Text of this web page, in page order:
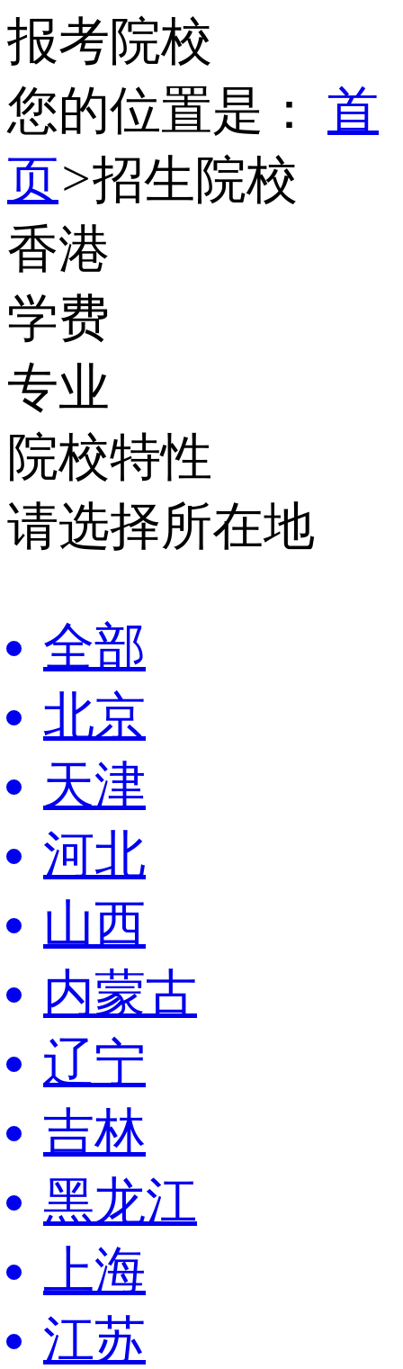
报考院校
您的位置是： 首
页>招生院校
香港
学费
专业
院校特性
请选择所在地
全部
北京
天津
河北
山西
内蒙古
辽宁
吉林
黑龙江
上海
江苏